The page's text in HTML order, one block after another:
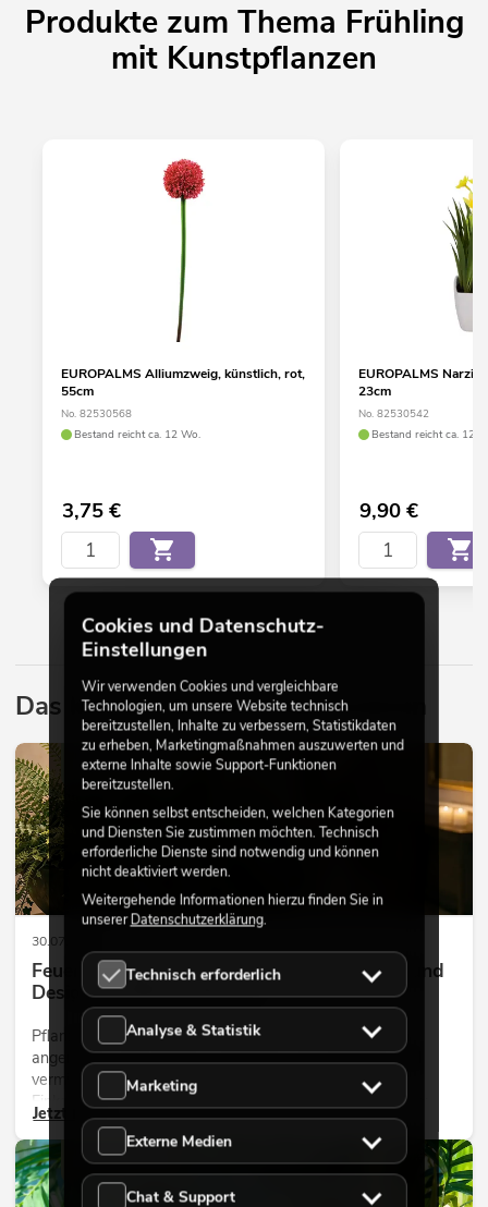
Produkte zum Thema Frühling
mit Kunstpflanzen
EUROPALMS Alliumzweig, künstlich, rot,
55cm
No. 82530568
Bestand reicht ca. 12 Wo.
3,75€
EUROPALMS
23cm
No. 82530542
Bestand reicht ca. 12
9,90€
Das könnte Sie auch interessieren
30.07.2026
Feuerhemmende Kunstpflanzen: Sicherheit und
Design perfekt kombiniert
Pflanzen machen Räume lebendig. Sie schaffen eine
angenehme Atmosphäre, verbessern das Ambiente und
vermitteln Natürlichkeit. Ob in Hotels, Restaurants,
Einkaufszentren, Bürogebäuden oder auf Messeständen:
eine hochwertige Begrünung gehört heute längst zum
modernen Raumkonzept.
Jetzt lesen
DEKORATION
DEKORATION
Cookies und Datenschutz-
Einstellungen
Wir verwenden Cookies und vergleichbare
Technologien, um unsere Website technisch
bereitzustellen, Inhalte zu verbessern, Statistikdaten
zu erheben, Marketingmaßnahmen auszuwerten und
externe Inhalte sowie Support-Funktionen
bereitzustellen.
Sie können selbst entscheiden, welchen Kategorien
und Diensten Sie zustimmen möchten. Technisch
erforderliche Dienste sind notwendig und können
nicht deaktiviert werden.
Weitergehende Informationen hierzu finden Sie in
unsererDatenschutzerklärung.
Technisch erforderlich
Analyse & Statistik
Marketing
Externe Medien
Chat & Support